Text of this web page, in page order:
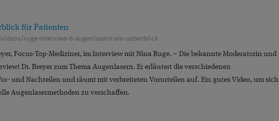
für Patienten
ruge-interview-6-augenlasern-ein-ueberblick
Focus-Top-Mediziner, im Interview mit Nina Ruge. – Die bekannte Moderatorin und
Dr. Breyer zum Thema Augenlasern. Er erläutert die verschiedenen
und Nachteilen und räumt mit verbreiteten Vorurteilen auf. Ein gutes Video, um sich
Augenlasermethoden zu verschaffen.